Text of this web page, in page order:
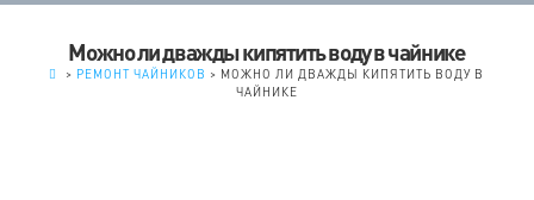
Можно ли дважды кипятить воду в чайнике
> РЕМОНТ ЧАЙНИКОВ > МОЖНО ЛИ ДВАЖДЫ КИПЯТИТЬ ВОДУ В
ЧАЙНИКЕ